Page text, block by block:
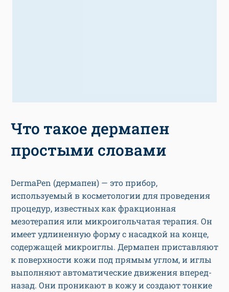
Что такое дермапен
простыми словами
DermaPen (дермапен) — это прибор,
используемый в косметологии для проведения
процедур, известных как фракционная
мезотерапия или микроигольчатая терапия. Он
имеет удлиненную форму с насадкой на конце,
содержащей микроиглы. Дермапен приставляют
к поверхности кожи под прямым углом, и иглы
выполняют автоматические движения вперед-
назад. Они проникают в кожу и создают тонкие